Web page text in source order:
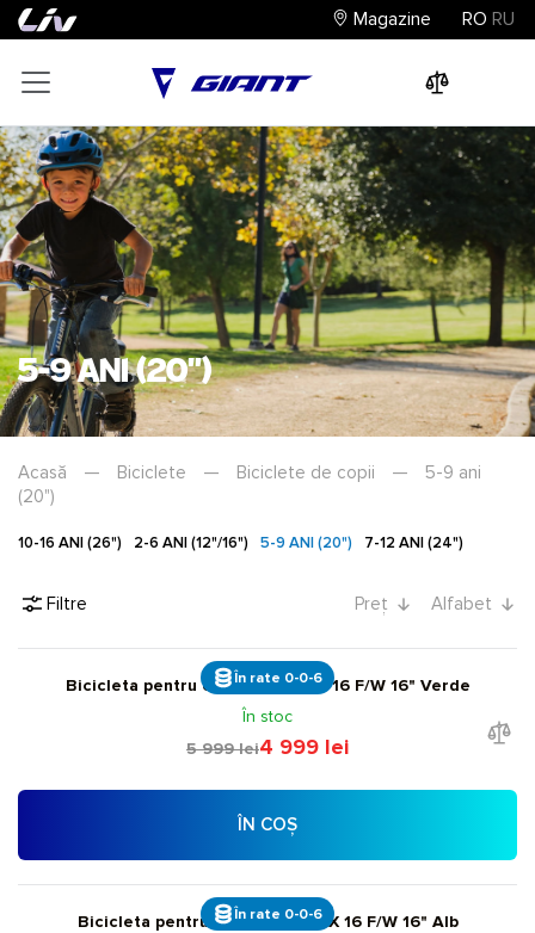
Magazine RO RU
5-9 ani (20")
Acasă — Biciclete — Biciclete de copii —
5-9 ani
(20")
10-16 ANI (26") 2-6 ANI (12"/16") 5-9 ANI (20") 7-12 ANI (24")
Filtre Preț Alfabet
În rate 0-0-6
Bicicleta pentru copii Giant ARX 16 F/W 16" Verde
În stoc
5 999 lei4 999 lei
ÎN COȘ
În rate 0-0-6
Bicicleta pentru copii Giant ARX 16 F/W 16" Alb